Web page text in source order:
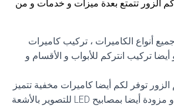
الزور تتمتع بعدة ميزات و خدمات و من
أنواع الكاميرات ، تركيب كاميرات
أيضا تركيب انتركم للأبواب و الأقسام و
الزور توفر لكم أيضا كاميرات مخفية تتميز
بالدقة العالية ، و مزودة أيضا بمصابيح LED للتصوير بالأشعة